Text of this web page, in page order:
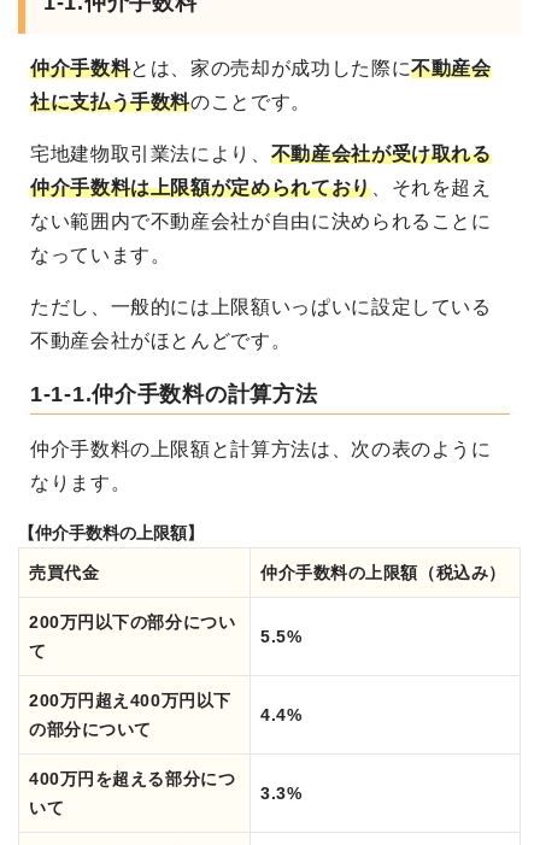
仲介手数料とは、家の売却が成功した際に不動産会
社に支払う手数料のことです。
宅地建物取引業法により、 不動産会社が受け取れる
仲介手数料は上限額が定められており、それを超え
ない範囲内で不動産会社が自由に決められることに
なっています。
ただし、一般的には上限額いっぱいに設定している
不動産会社がほとんどです。
1-1-1.仲介手数料の計算方法
仲介手数料の上限額と計算方法は、次の表のように
なります。
【仲介手数料の上限額】
売買代金 仲介手数料の上限額（税込み）
200万円以下の部分につい
て
5.5%
200万円超え400万円以下
の部分について
4.4%
400万円を超える部分につ
いて
3.3%